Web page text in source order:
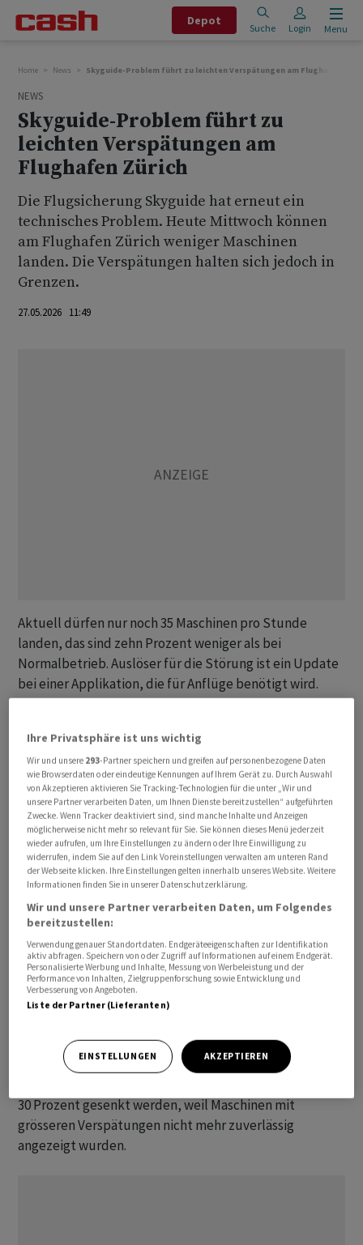
Depot
Suche Login Menu
Home News Skyguide-Problem führt zu leichten Verspätungen am Flughafen
NEWS
Skyguide-Problem führt zu
leichten Verspätungen am
Flughafen Zürich
Die Flugsicherung Skyguide hat erneut ein
technisches Problem. Heute Mittwoch können
am Flughafen Zürich weniger Maschinen
landen. Die Verspätungen halten sich jedoch in
Grenzen.
27.05.2026 11:49
Aktuell dürfen nur noch 35 Maschinen pro Stunde
landen, das sind zehn Prozent weniger als bei
Normalbetrieb. Auslöser für die Störung ist ein Update
bei einer Applikation, die für Anflüge benötigt wird.
Dieses wurde gemäss Angaben von Skyguide in der
Morgen ein Fehlverhalten der Applikation festgestellt
worden.
Skyguide wird in der Nacht auf Donnerstag den
ursprünglichen Zustand der Applikation wieder
herstellen. Die Flugsicherung betonte in einer
Mitteilung, dass die Sicherheit des Luftraums jederzeit
gewährleistet gewesen sei. Bisher ist das Skyguide-
Problem am Flughafen Zürich aber kaum zu spüren. Die
Flüge kämen lediglich leicht verspätet an, hiess es dort
am Mittwochvormittag auf Anfrage der
Nachrichtenagentur Keystone-SDA.
Nicht das erste IT-Problem
Bereits Ende April hatte Skyguide mit einem IT-
Problem zu kämpfen, das eine Reduktion der Anflüge
30 Prozent gesenkt werden, weil Maschinen mit
grösseren Verspätungen nicht mehr zuverlässig
angezeigt wurden.
Ihre Privatsphäre ist uns wichtig
Wir und unsere 293-Partner speichern und greifen auf personenbezogene Daten
wie Browserdaten oder eindeutige Kennungen auf Ihrem Gerät zu. Durch Auswahl
von Akzeptieren aktivieren Sie Tracking-Technologien für die unter „Wir und
unsere Partner verarbeiten Daten, um Ihnen Dienste bereitzustellen“ aufgeführten
Zwecke. Wenn Tracker deaktiviert sind, sind manche Inhalte und Anzeigen
möglicherweise nicht mehr so relevant für Sie. Sie können dieses Menü jederzeit
wieder aufrufen, um Ihre Einstellungen zu ändern oder Ihre Einwilligung zu
widerrufen, indem Sie auf den Link Voreinstellungen verwalten am unteren Rand
der Webseite klicken. Ihre Einstellungen gelten innerhalb unseres Website. Weitere
Informationen finden Sie in unserer Datenschutzerklärung.
Wir und unsere Partner verarbeiten Daten, um Folgendes
bereitzustellen:
Verwendung genauer Standortdaten. Endgeräteeigenschaften zur Identifikation
aktiv abfragen. Speichern von oder Zugriff auf Informationen auf einem Endgerät.
Personalisierte Werbung und Inhalte, Messung von Werbeleistung und der
Performance von Inhalten, Zielgruppenforschung sowie Entwicklung und
Verbesserung von Angeboten.
Liste der Partner (Lieferanten)
EINSTELLUNGEN AKZEPTIEREN